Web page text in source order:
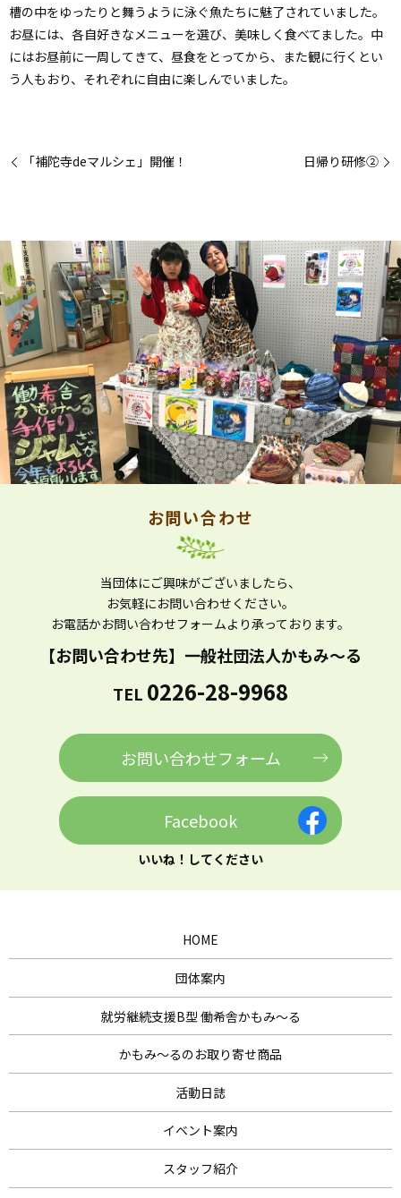
槽の中をゆったりと舞うように泳ぐ魚たちに魅了されていました。
お昼には、各自好きなメニューを選び、美味しく食べてました。中
にはお昼前に一周してきて、昼食をとってから、また観に行くとい
う人もおり、それぞれに自由に楽しんでいました。
「補陀寺deマルシェ」開催！ 日帰り研修②
お問い合わせ
当団体にご興味がございましたら、
お気軽にお問い合わせください。
お電話かお問い合わせフォームより承っております。
【お問い合わせ先】 一般社団法人かもみ～る
TEL 0226-28-9968
お問い合わせフォーム
Facebook
いいね！してください
HOME
団体案内
就労継続支援B型 働希舎かもみ～る
かもみ～るのお取り寄せ商品
活動日誌
イベント案内
スタッフ紹介